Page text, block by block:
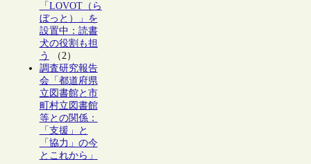
「LOVOT（ら
ぼっと）」を
設置中：読書
犬の役割も担
う
（2）
調査研究報告
会「都道府県
立図書館と市
町村立図書館
等との関係：
「支援」と
「協力」の今
とこれから」